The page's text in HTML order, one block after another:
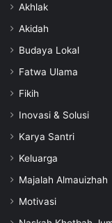
Akhlak
Akidah
Budaya Lokal
Fatwa Ulama
Fikih
Inovasi & Solusi
Karya Santri
Keluarga
Majalah Almauizhah
Motivasi